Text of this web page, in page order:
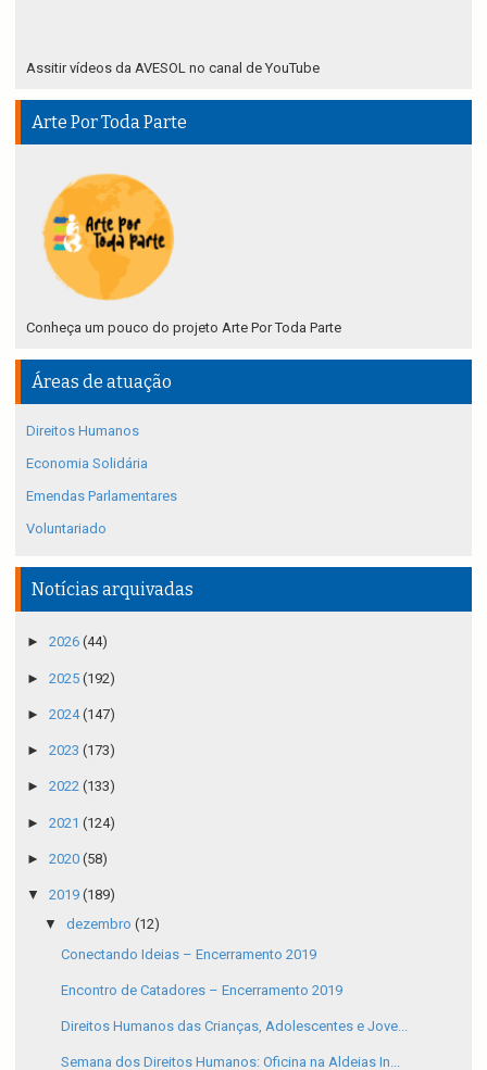
Assitir vídeos da AVESOL no canal de YouTube
Arte Por Toda Parte
Conheça um pouco do projeto Arte Por Toda Parte
Áreas de atuação
Direitos Humanos
Economia Solidária
Emendas Parlamentares
Voluntariado
Notícias arquivadas
► 2026 (44)
► 2025 (192)
► 2024(147)
► 2023 (173)
► 2022 (133)
► 2021 (124)
► 2020 (58)
▼ 2019 (189)
▼ dezembro (12)
Conectando Ideias – Encerramento 2019
Encontro de Catadores – Encerramento 2019
Direitos Humanos das Crianças, Adolescentes e Jove...
Semana dos Direitos Humanos: Oficina na Aldeias In...